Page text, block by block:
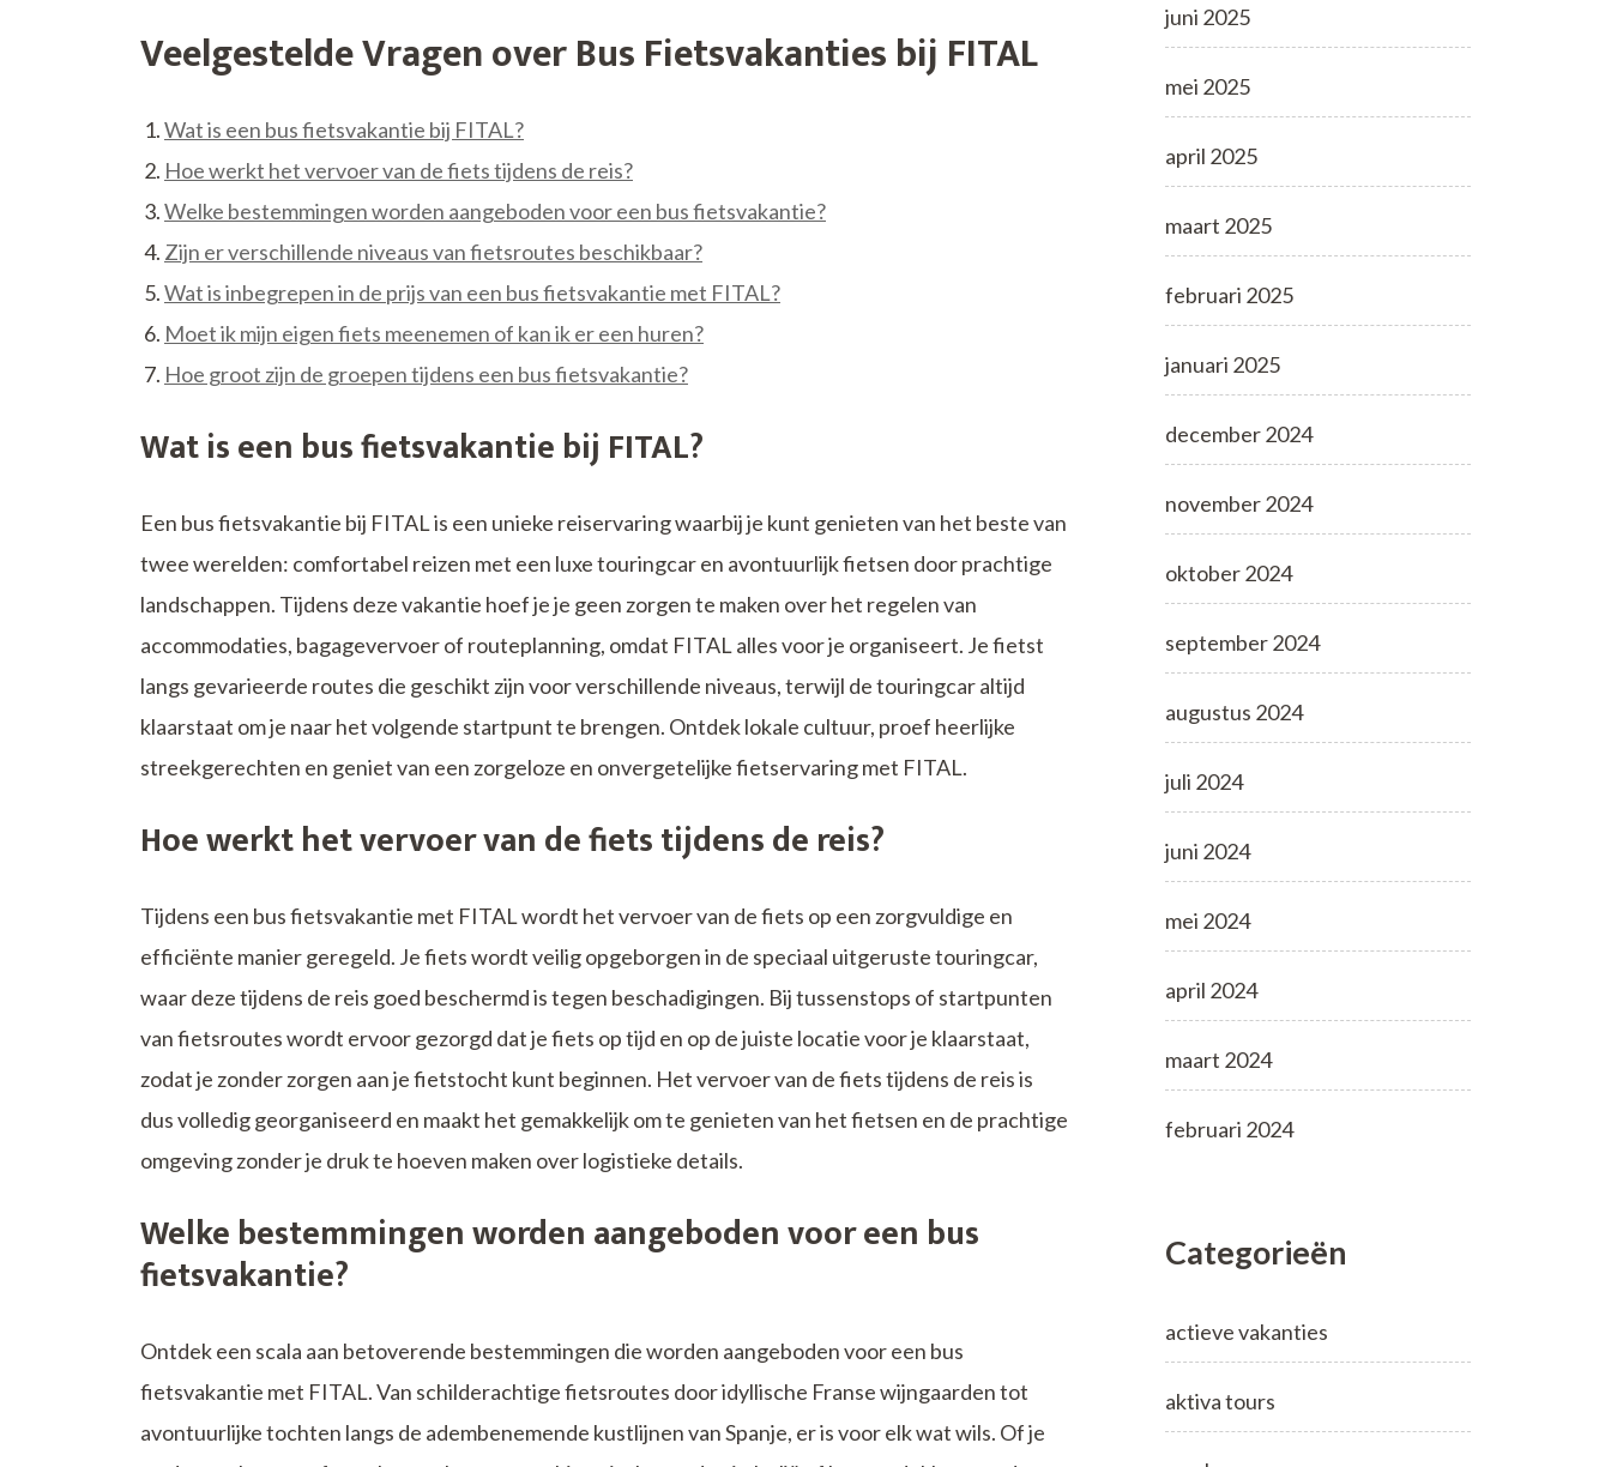
Veelgestelde Vragen over Bus Fietsvakanties bij FITAL
Wat is een bus fietsvakantie bij FITAL?
Hoe werkt het vervoer van de fiets tijdens de reis?
Welke bestemmingen worden aangeboden voor een bus fietsvakantie?
Zijn er verschillende niveaus van fietsroutes beschikbaar?
Wat is inbegrepen in de prijs van een bus fietsvakantie met FITAL?
Moet ik mijn eigen fiets meenemen of kan ik er een huren?
Hoe groot zijn de groepen tijdens een bus fietsvakantie?
Wat is een bus fietsvakantie bij FITAL?
Een bus fietsvakantie bij FITAL is een unieke reiservaring waarbij je kunt genieten van het beste van
twee werelden: comfortabel reizen met een luxe touringcar en avontuurlijk fietsen door prachtige
landschappen. Tijdens deze vakantie hoef je je geen zorgen te maken over het regelen van
accommodaties, bagagevervoer of routeplanning, omdat FITAL alles voor je organiseert. Je fietst
langs gevarieerde routes die geschikt zijn voor verschillende niveaus, terwijl de touringcar altijd
klaarstaat om je naar het volgende startpunt te brengen. Ontdek lokale cultuur, proef heerlijke
streekgerechten en geniet van een zorgeloze en onvergetelijke fietservaring met FITAL.
Hoe werkt het vervoer van de fiets tijdens de reis?
Tijdens een bus fietsvakantie met FITAL wordt het vervoer van de fiets op een zorgvuldige en
efficiënte manier geregeld. Je fiets wordt veilig opgeborgen in de speciaal uitgeruste touringcar,
waar deze tijdens de reis goed beschermd is tegen beschadigingen. Bij tussenstops of startpunten
van fietsroutes wordt ervoor gezorgd dat je fiets op tijd en op de juiste locatie voor je klaarstaat,
zodat je zonder zorgen aan je fietstocht kunt beginnen. Het vervoer van de fiets tijdens de reis is
dus volledig georganiseerd en maakt het gemakkelijk om te genieten van het fietsen en de prachtige
omgeving zonder je druk te hoeven maken over logistieke details.
Welke bestemmingen worden aangeboden voor een bus
fietsvakantie?
Ontdek een scala aan betoverende bestemmingen die worden aangeboden voor een bus
fietsvakantie met FITAL. Van schilderachtige fietsroutes door idyllische Franse wijngaarden tot
avontuurlijke tochten langs de adembenemende kustlijnen van Spanje, er is voor elk wat wils. Of je
juni 2025
mei 2025
april 2025
maart 2025
februari 2025
januari 2025
december 2024
november 2024
oktober 2024
september 2024
augustus 2024
juli 2024
juni 2024
mei 2024
april 2024
maart 2024
februari 2024
Categorieën
actieve vakanties
aktiva tours